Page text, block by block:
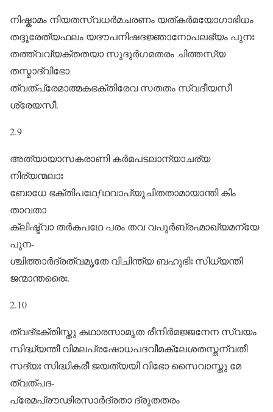
നിഷ്കാമം നിയതസ്വധർമചരണം യത്കർമയോഗാഭിധം
തദ്ദൂരേത്യഫലം യദൗപനിഷദജ്ഞാനോപലഭ്യം പുനഃ
തത്ത്വവ്യക്തതയാ സുദുർഗമതരം ചിത്തസ്യ
തസ്മാദ്വിഭോ
ത്വത്പ്രേമാത്മകഭക്തിരേവ സതതം സ്വദീയസീ
ശ്രേയസീ.
2.9
അത്യായാസകരാണി കർമപടലാന്യാചര്യ
നിര്യന്മലാഃ
ബോധേ ഭക്തിപഥേƒഥവാപ്യുചിതതാമായാന്തി കിം
താവതാ
ക്ലിഷ്ട്വാ തർകപഥേ പരം തവ വപുർബ്രഹ്മാഖ്യമന്യേ
പുന-
ശ്ചിത്താർദ്രത്വമൃതേ വിചിന്ത്യ ബഹുഭിഃ സിധ്യന്തി
ജന്മാന്തരൈഃ.
2.10
ത്വദ്ഭക്തിസ്തു കഥാരസാമൃത രീനിർമജ്ജനേന സ്വയം
സിദ്ധ്യന്തീ വിമലപ്രഷോധപദവീമക്ലേശതസ്തന്വതീ
സദ്യഃ സിദ്ധികരീ ജയത്യയി വിഭോ സൈവാസ്തു മേ
ത്വത്പദ-
പ്രേമപ്രൗഢിരസാർദ്രതാ ദ്രുതതരം